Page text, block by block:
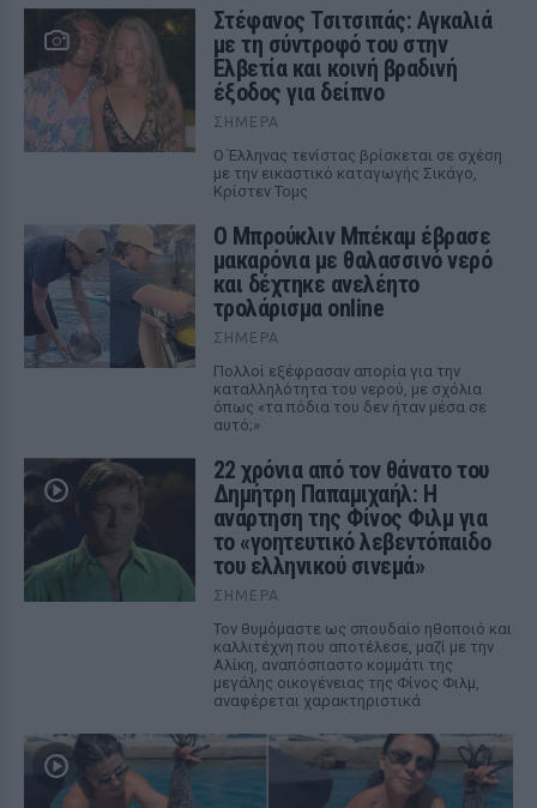
Στέφανος Τσιτσιπάς: Αγκαλιά
με τη σύντροφό του στην
Ελβετία και κοινή βραδινή
έξοδος για δείπνο
ΣΉΜΕΡΑ
Ο Έλληνας τενίστας βρίσκεται σε σχέση
με την εικαστικό καταγωγής Σικάγο,
Κρίστεν Τομς
Ο Μπρούκλιν Μπέκαμ έβρασε
μακαρόνια με θαλασσινό νερό
και δέχτηκε ανελέητο
τρολάρισμα online
ΣΉΜΕΡΑ
Πολλοί εξέφρασαν απορία για την
καταλληλότητα του νερού, με σχόλια
όπως «τα πόδια του δεν ήταν μέσα σε
αυτό;»
22 χρόνια από τον θάνατο του
Δημήτρη Παπαμιχαήλ: Η
ανάρτηση της Φίνος Φιλμ για
το «γοητευτικό λεβεντόπαιδο
του ελληνικού σινεμά»
ΣΉΜΕΡΑ
Τον θυμόμαστε ως σπουδαίο ηθοποιό και
καλλιτέχνη που αποτέλεσε, μαζί με την
Αλίκη, αναπόσπαστο κομμάτι της
μεγάλης οικογένειας της Φίνος Φιλμ,
αναφέρεται χαρακτηριστικά